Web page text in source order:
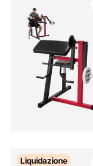
Liquidazione